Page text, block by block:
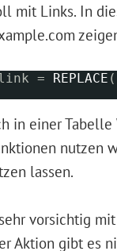
mit Links. In
= REPLACE
in einer
nutzen
lassen.
vorsichtig mit
Aktion gibt es